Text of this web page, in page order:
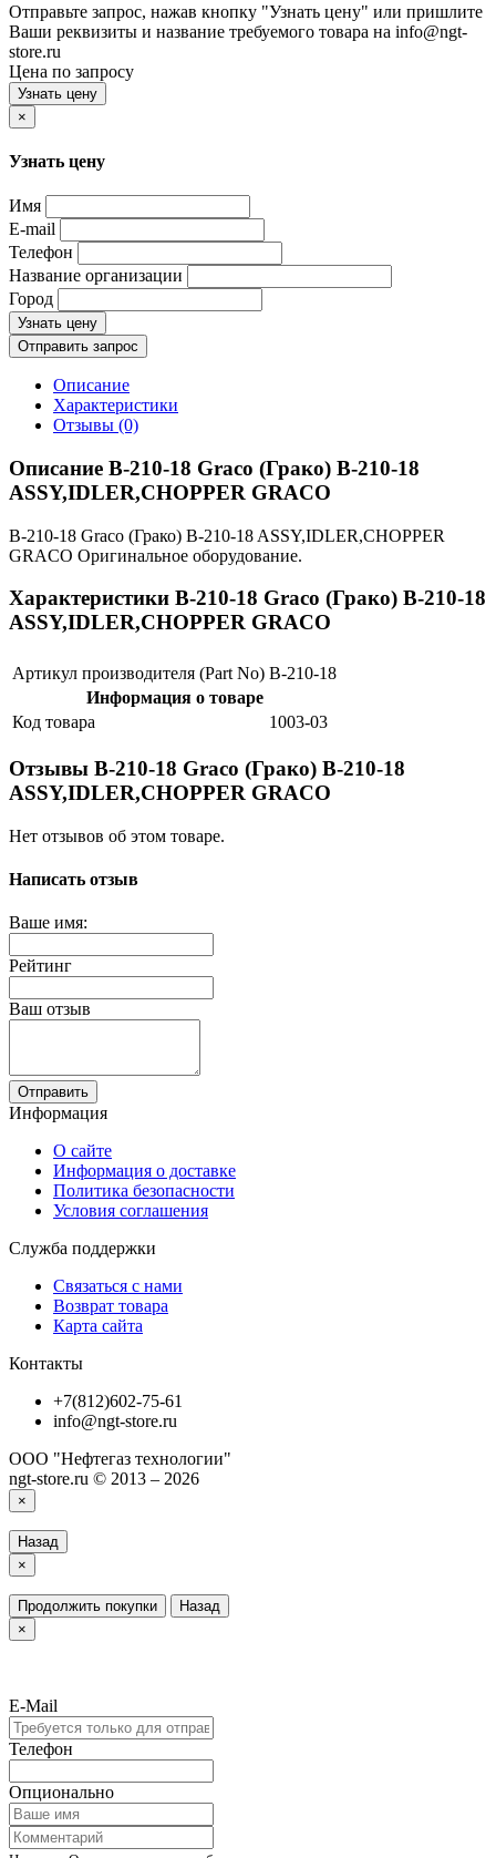
Отправьте запрос, нажав кнопку "Узнать цену" или пришлите
Ваши реквизиты и название требуемого товара на info@ngt-
store.ru
Цена по запросу
Узнать цену
×
Узнать цену
Имя
E-mail
Телефон
Название организации
Город
Узнать цену
Отправить запрос
Описание
Характеристики
Отзывы (0)
Описание B-210-18 Graco (Грако) B-210-18
ASSY,IDLER,CHOPPER GRACO
B-210-18 Graco (Грако) B-210-18 ASSY,IDLER,CHOPPER
GRACO Оригинальное оборудование.
Характеристики B-210-18 Graco (Грако) B-210-18
ASSY,IDLER,CHOPPER GRACO
Артикул производителя (Part No) B-210-18
Информация о товаре
Код товара
1003-03
Отзывы B-210-18 Graco (Грако) B-210-18
ASSY,IDLER,CHOPPER GRACO
Нет отзывов об этом товаре.
Написать отзыв
Ваше имя:
Рейтинг
Ваш отзыв
Отправить
Информация
О сайте
Информация о доставке
Политика безопасности
Условия соглашения
Служба поддержки
Связаться с нами
Возврат товара
Карта сайта
Контакты
+7(812)602-75-61
info@ngt-store.ru
ООО "Нефтегаз технологии"
ngt-store.ru © 2013 – 2026
×
Назад
×
Продолжить покупки
Назад
×
E-Mail
Телефон
Опционально